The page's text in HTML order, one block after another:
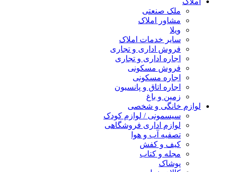
ملک صنعتی
مشاور املاک
ویلا
سایر خدمات املاک
فروش اداری و تجاری
اجاره اداری و تجاری
فروش مسکونی
اجاره مسکونی
اجاره اتاق و پانسیون
زمین و باغ
لوازم خانگی و شخصی
سیسمونی / لوازم کودک
لوازم اداری فروشگاهی
تصفیه آب و هوا
کیف و کفش
مجله و کتاب
پوشاک